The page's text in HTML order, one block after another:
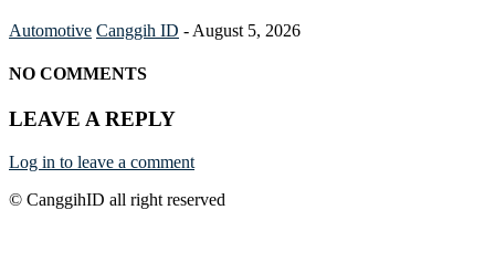
Automotive Canggih ID - August 5, 2026
NO COMMENTS
LEAVE A REPLY
Log in to leave a comment
© CanggihID all right reserved